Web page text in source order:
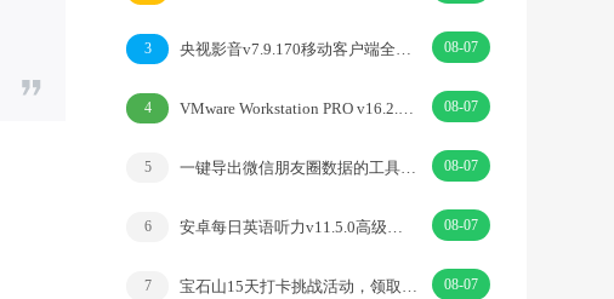
3 央视影音v7.9.170移动客户端全方位视频观看 08-07
4 VMware Workstation PRO v16.2.3正式版 08-07
5 一键导出微信朋友圈数据的工具Wemo -v1.1.2 08-07
6 安卓每日英语听力v11.5.0高级解锁会员版 08-07
7 宝石山15天打卡挑战活动，领取1-10元微信立减金 08-07